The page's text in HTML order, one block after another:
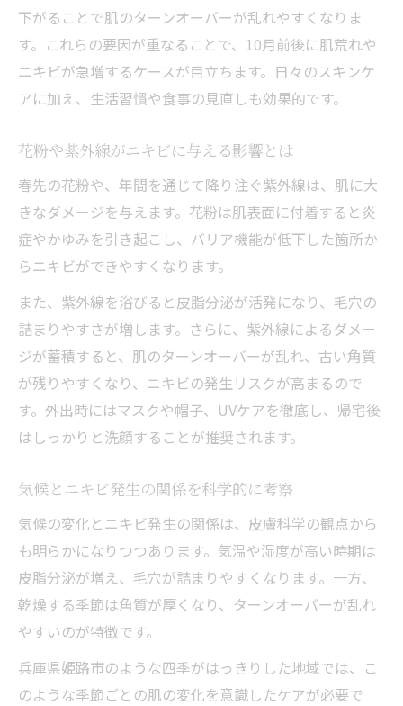
下がることで肌のターンオーバーが乱れやすくなりま
す。これらの要因が重なることで、10月前後に肌荒れや
ニキビが急増するケースが目立ちます。日々のスキンケ
アに加え、生活習慣や食事の見直しも効果的です。
花粉や紫外線がニキビに与える影響とは
春先の花粉や、年間を通じて降り注ぐ紫外線は、肌に大
きなダメージを与えます。花粉は肌表面に付着すると炎
症やかゆみを引き起こし、バリア機能が低下した箇所か
らニキビができやすくなります。
また、紫外線を浴びると皮脂分泌が活発になり、毛穴の
詰まりやすさが増します。さらに、紫外線によるダメー
ジが蓄積すると、肌のターンオーバーが乱れ、古い角質
が残りやすくなり、ニキビの発生リスクが高まるので
す。外出時にはマスクや帽子、UVケアを徹底し、帰宅後
はしっかりと洗顔することが推奨されます。
気候とニキビ発生の関係を科学的に考察
気候の変化とニキビ発生の関係は、皮膚科学の観点から
も明らかになりつつあります。気温や湿度が高い時期は
皮脂分泌が増え、毛穴が詰まりやすくなります。一方、
乾燥する季節は角質が厚くなり、ターンオーバーが乱れ
やすいのが特徴です。
兵庫県姫路市のような四季がはっきりした地域では、こ
のような季節ごとの肌の変化を意識したケアが必要で